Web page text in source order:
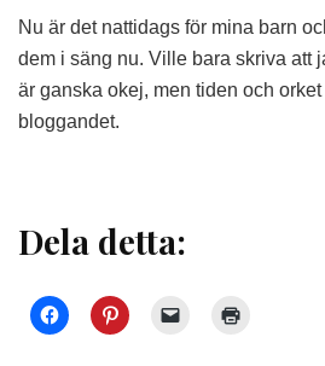
Nu är det nattidags för mina barn
dem i säng nu. Ville bara skriva att
är ganska okej, men tiden och orket
bloggandet.
Dela detta: